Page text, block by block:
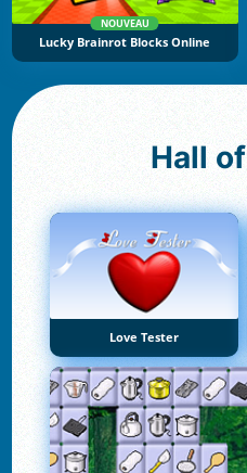
NOUVEAU
Lucky Brainrot Blocks Online
Hall of
Love Tester